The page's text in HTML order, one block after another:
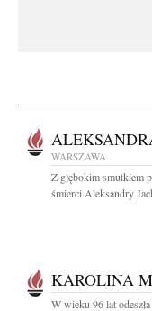
WARSZAWA
Z głębokim smutkiem
śmierci Aleksandry
KAROLINA
W wieku 96 lat